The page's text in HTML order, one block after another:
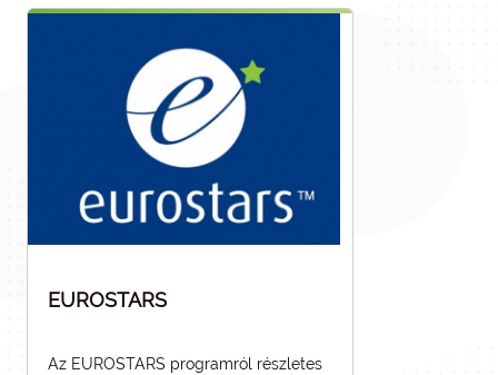
EUROSTARS
Az EUROSTARS programról részletes